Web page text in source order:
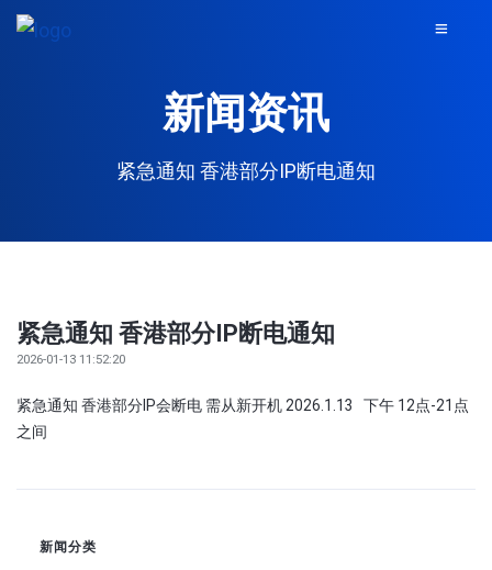
新闻资讯
紧急通知 香港部分IP断电通知
紧急通知 香港部分IP断电通知
2026-01-13 11:52:20
紧急通知 香港部分IP会断电 需从新开机 2026.1.13 下午 12点-21点
之间
新闻分类